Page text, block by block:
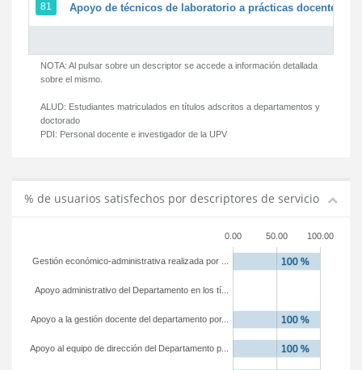
81 Apoyo de técnicos de laboratorio a prácticas docentes y
NOTA: Al pulsar sobre un descriptor se accede a información detallada
sobre el mismo.
ALUD: Estudiantes matriculados en títulos adscritos a departamentos y
doctorado
PDI: Personal docente e investigador de la UPV
% de usuarios satisfechos por descriptores de servicio
0.00 50.00 100.00
Apoyo al equipo de dirección del Departamento p...
Apoyo a la gestión docente del departamento por...
Apoyo administrativo del Departamento en los tí...
Gestión económico-administrativa realizada por ...